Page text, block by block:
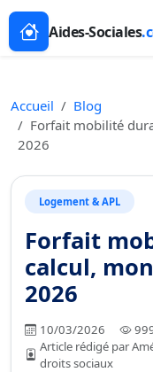
Aides-Sociales
Accueil
Blog
Forfait mobilité
2026
Logement & APL
Forfait
calcul,
2026
10/03/2026
Article rédigé par
droits sociaux